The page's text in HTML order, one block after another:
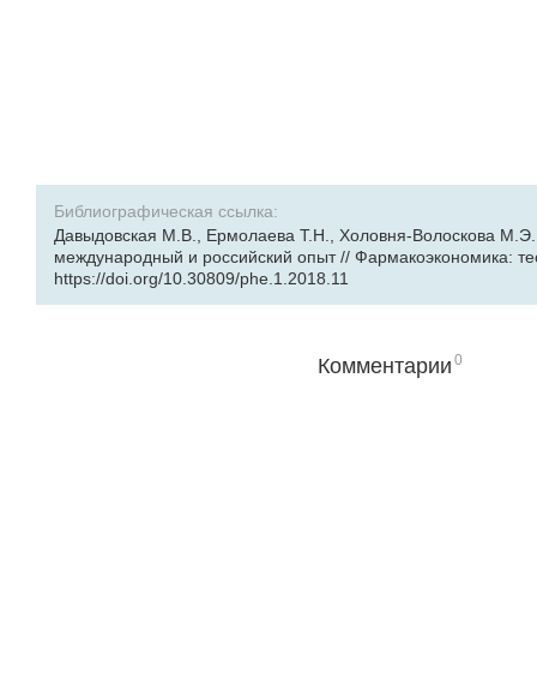
Библиографическая ссылка:
Давыдовская М.В., Ермолаева Т.Н., Холовня-Волоскова
международный и российский опыт // Фармакоэкономика:
https://doi.org/10.30809/phe.1.2018.11
Комментарии 0